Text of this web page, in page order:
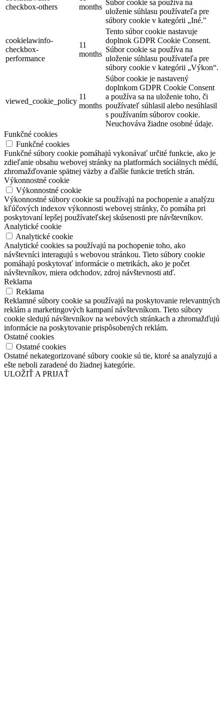
checkbox-others
months
Súbor cookie sa používa na
uloženie súhlasu používateľa pre
súbory cookie v kategórii „Iné."
cookielawinfo-
checkbox-
performance
11
months
Tento súbor cookie nastavuje
doplnok GDPR Cookie Consent.
Súbor cookie sa používa na
uloženie súhlasu používateľa pre
súbory cookie v kategórii „Výkon“.
viewed_cookie_policy
11
months
Súbor cookie je nastavený
doplnkom GDPR Cookie Consent
a používa sa na uloženie toho, či
používateľ súhlasil alebo nesúhlasil
s používaním súborov cookie.
Neuchováva žiadne osobné údaje.
Funkčné cookies
Funkčné cookies
Funkčné súbory cookie pomáhajú vykonávať určité funkcie, ako je
zdieľanie obsahu webovej stránky na platformách sociálnych médií,
zhromažďovanie spätnej väzby a ďalšie funkcie tretích strán.
Výkonnostné cookie
Výkonnostné cookie
Výkonnostné súbory cookie sa používajú na pochopenie a analýzu
kľúčových indexov výkonnosti webovej stránky, čo pomáha pri
poskytovaní lepšej používateľskej skúsenosti pre návštevníkov.
Analytické cookie
Analytické cookie
Analytické cookies sa používajú na pochopenie toho, ako
návštevníci interagujú s webovou stránkou. Tieto súbory cookie
pomáhajú poskytovať informácie o metrikách, ako je počet
návštevníkov, miera odchodov, zdroj návštevnosti atď.
Reklama
Reklama
Reklamné súbory cookie sa používajú na poskytovanie relevantných
reklám a marketingových kampaní návštevníkom. Tieto súbory
cookie sledujú návštevníkov na webových stránkach a zhromažďujú
informácie na poskytovanie prispôsobených reklám.
Ostatné cookies
Ostatné cookies
Ostatné nekategorizované súbory cookie sú tie, ktoré sa analyzujú a
ešte neboli zaradené do žiadnej kategórie.
ULOŽIŤ A PRIJAŤ